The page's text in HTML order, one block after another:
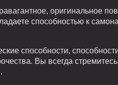
оригинальное
способностью к
способности,
Вы всегда